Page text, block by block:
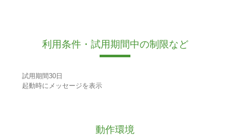
利用条件・試用期間中の制限など
試用期間30日
起動時にメッセージを表示
動作環境